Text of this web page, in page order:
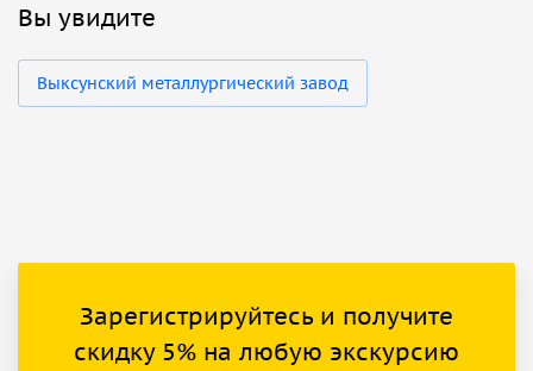
Вы увидите
Выксунский металлургический завод
Зарегистрируйтесь и получите
скидку 5% на любую экскурсию